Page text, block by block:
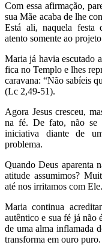
Com essa afirmação,
sua Mãe acaba de lhe
Está ali, naquela festa
atento somente ao
Maria já havia escutado
fica no Templo e lhes
caravana: “Não sabíeis
(Lc 2,49-51).
Agora Jesus cresceu,
na fé. De fato, não se
iniciativa diante de
problema.
Quando Deus aparenta
atitude assumimos?
até nos irritamos com Ele.
Maria continua
autêntico e sua fé já não
de uma alma inflamada
transforma em ouro puro.